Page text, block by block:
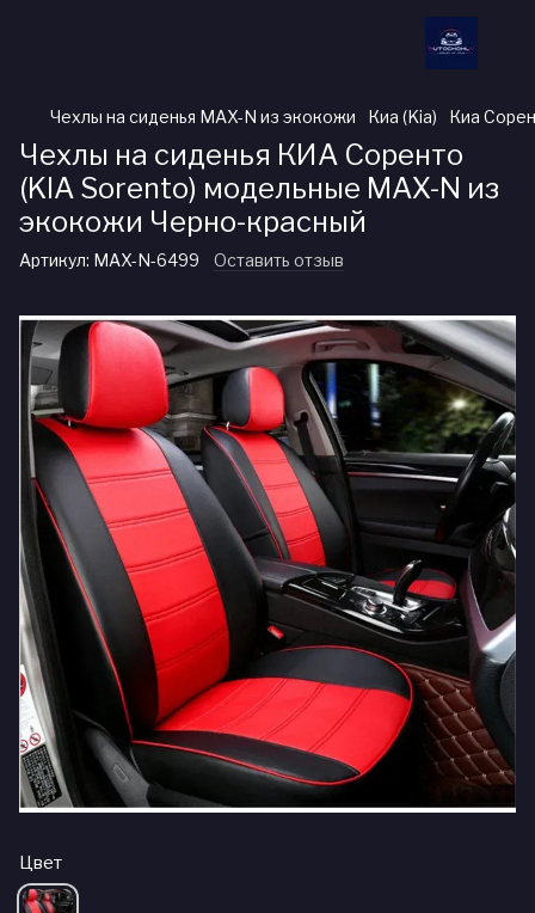
Чехлы на сиденья MAX-N из экокожи Киа (Kia) Киа
Чехлы на сиденья КИА Соренто
(KIA Sorento) модельные MAX-N из
экокожи Черно-красный
Артикул: MAX-N-6499 Оставить отзыв
Цвет